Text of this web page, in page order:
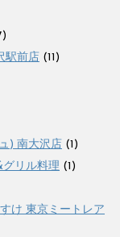
駅前店 (11)
) 南大沢店 (1)
リル料理 (1)
け 東京ミートレア